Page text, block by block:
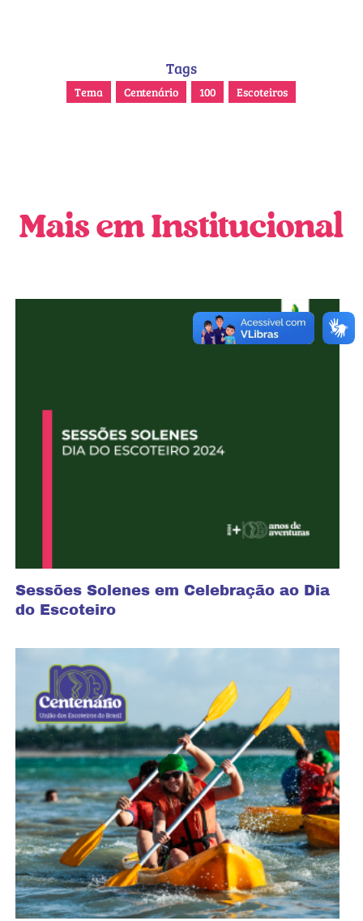
Tags
Tema Centenário 100 Escoteiros
Mais em Institucional
Sessões Solenes em Celebração ao Dia
do Escoteiro